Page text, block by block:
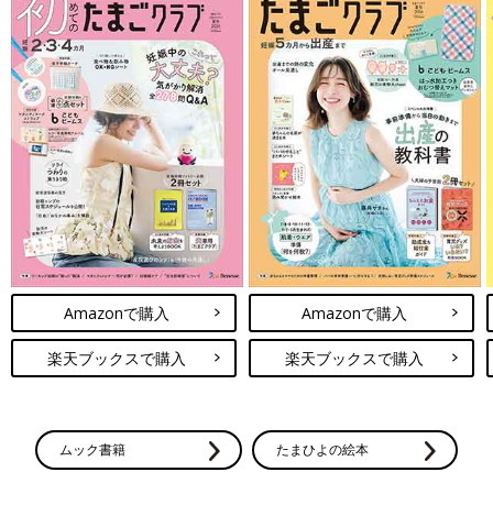
確認しましょう。
http://www.mhlw.go.jp/stf/seisakunitsuite/bunya/kenkou_iryou/
iryouhoken/juuyou/kougakuiryou/
※1 「標準報酬月額」とは、健康保険料や 出産手当金
・傷病手当
金の支給額などを決めるために設けられている数万円ずつに区切
った月給区分のこと。
※２ 国保の場合は所得区分の金額が若干異なります。
【専門家監修】高額療養費は、ママ＆パ
パの病気や、赤ちゃんの万が一のトラブ
ル時を助けてくれるお金！ いつ、どう
すれば受け取れる？
ママやパパ、または赤ちゃんが病気にかかって
長期に通院したり入院したりすると、医療費が
高額になることがあります。そんな負担を減ら
すためにあるのが「高額療養費」制度。どんな
制度なのか、適用される条件など、説明しま
赤ちゃんの医療費が補助される「乳幼児の医療費助
赤ちゃんは湿疹や発熱などで病院にかかることが多いもの。トラ
Amazonで購入
楽天ブックスで購入
Amazonで購入
楽天ブックスで購入
ムック書籍 たまひよの絵本